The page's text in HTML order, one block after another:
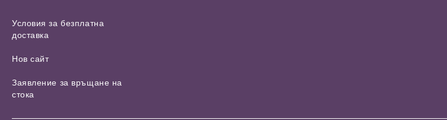
Условия за безплатна
доставка
Нов сайт
Заявление за връщане на
стока